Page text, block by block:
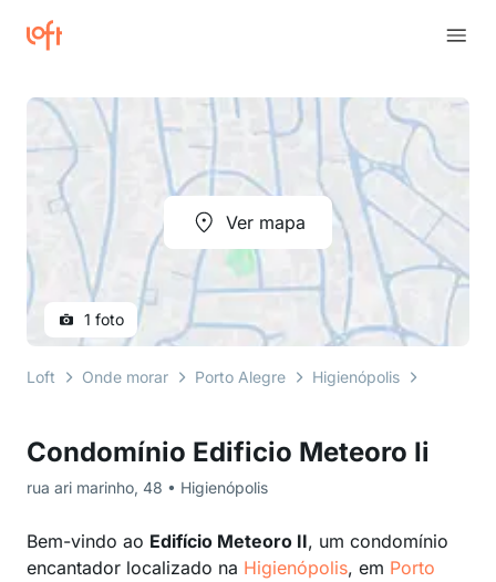
Condomínio Edificio Meteoro Ii
rua ari marinho, 48 • Higienópolis
Bem-vindo ao Edifício Meteoro II, um condomínio
encantador localizado na Higienópolis, em Porto
Ver mapa
1 foto
Loft Onde morar Porto Alegre Higienópolis